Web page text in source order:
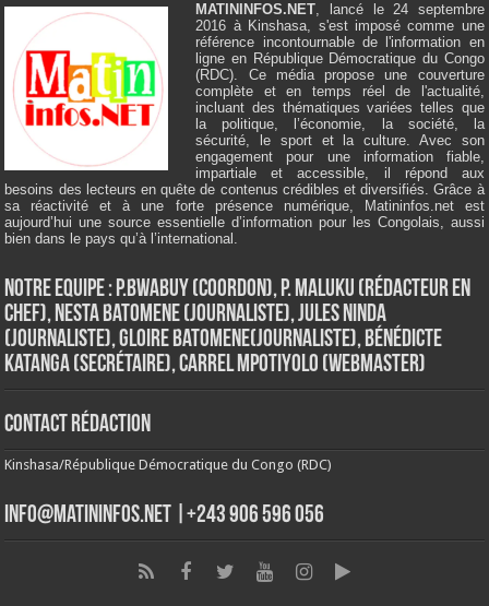
MATININFOS.NET, lancé le 24 septembre
2016 à Kinshasa, s'est imposé comme une
référence incontournable de l'information en
ligne en République Démocratique du Congo
(RDC). Ce média propose une couverture
complète et en temps réel de l'actualité,
incluant des thématiques variées telles que
la politique, l’économie, la société, la
sécurité, le sport et la culture. Avec son
engagement pour une information fiable,
impartiale et accessible, il répond aux
besoins des lecteurs en quête de contenus crédibles et diversifiés. Grâce à
sa réactivité et à une forte présence numérique, Matininfos.net est
aujourd’hui une source essentielle d’information pour les Congolais, aussi
bien dans le pays qu’à l’international.
Notre Equipe : P.Bwabuy (Coordon), P. Maluku (Rédacteur en
Chef), Nesta Batomene (Journaliste), Jules Ninda
(Journaliste), Gloire Batomene(Journaliste), Bénédicte
Katanga (Secrétaire), Carrel Mpotiyolo (Webmaster)
Contact Rédaction
Kinshasa/République Démocratique du Congo (RDC)
info@matininfos.net |+243 906 596 056